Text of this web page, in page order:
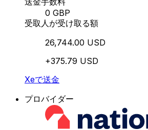
0 GBP
受取人が受け取る額
26,744.00 USD
+375.79 USD
Xeで送金
プロバイダー